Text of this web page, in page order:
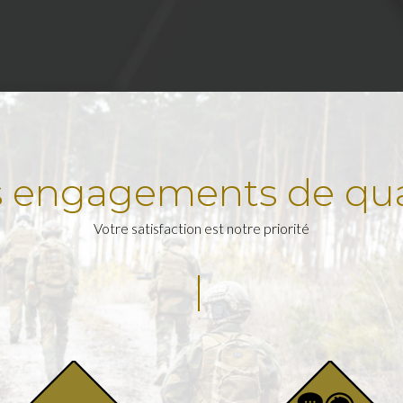
engagements de
Votre satisfaction est notre priorité